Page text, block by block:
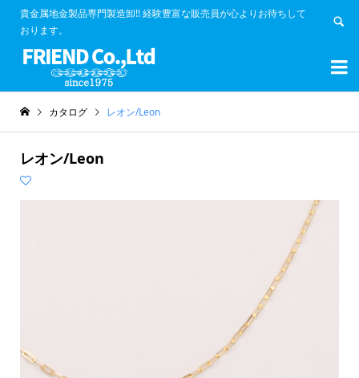
貴金属地金製品専門製造卸!! 経験豊富な販売員が心よりお待ちして
おります。


カタログ レオン/Leon
レオン/Leon